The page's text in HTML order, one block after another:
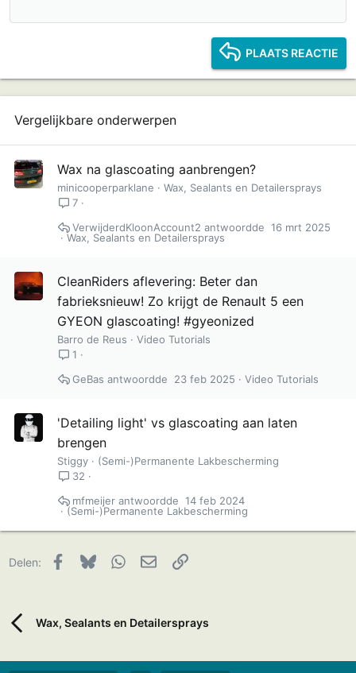
22
Times New Roman
Verdana
Kop 2
PLAATS REACTIE
Vergelijkbare onderwerpen
Wax na glascoating aanbrengen?
minicooperparklane
Wax, Sealants en Detailersprays
7
Wax, Sealants en Detailersprays
16 mrt 2025
VerwijderdKloonAccount2
CleanRiders aflevering: Beter dan
fabrieksnieuw! Zo krijgt de Renault 5 een
GYEON glascoating! #gyeonized
Barro de Reus
Video Tutorials
1
Video Tutorials
23 feb 2025
GeBas
'Detailing light' vs glascoating aan laten
brengen
Stiggy
(Semi-)Permanente Lakbescherming
32
(Semi-)Permanente Lakbescherming
14 feb 2024
mfmeijer
Delen: Facebook
BlueskyWhatsApp
E-mailLink
Wax, Sealants en Detailersprays